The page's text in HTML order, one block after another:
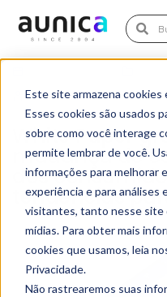
Este site armazena cookies
Esses cookies são usados
sobre como você interage
permite lembrar de você.
informações para melhorar
experiência e para análises
visitantes, tanto nesse site
mídias. Para obter mais
cookies que usamos, leia
Privacidade.
Não rastrearemos suas
Marketing Aunica
White Paper
mudança de
dos
tendências